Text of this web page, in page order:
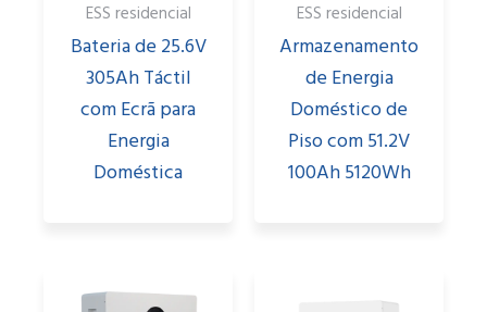
ESS residencial
Bateria de 25.6V
305Ah Táctil
com Ecrã para
Energia
Doméstica
ESS residencial
Armazenamento
de Energia
Doméstico de
Piso com 51.2V
100Ah 5120Wh